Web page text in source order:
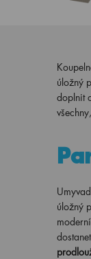
úložný
doplnit
úložný